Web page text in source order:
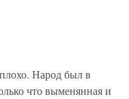
Народ был в
что выменянная и